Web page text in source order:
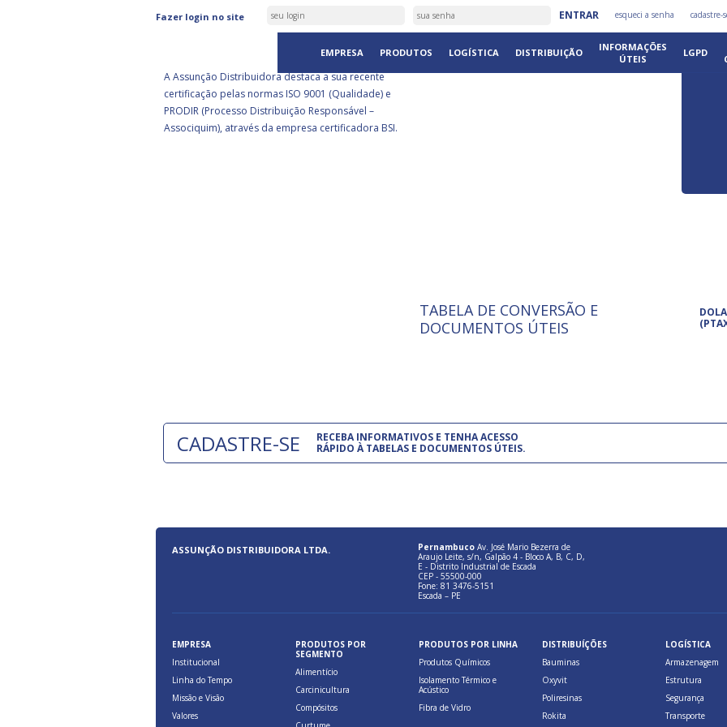
Fazer login no site ENTRAR esqueci a senha cadastre-
EMPRESA PRODUTOS LOGÍSTICA DISTRIBUIÇÃO
INFORMAÇÕES
ÚTEIS
LGPD
ASSUNÇÃO DISTRIBUIDORA É
CERTIFICADA PELA BSI
A Assunção Distribuidora destaca a sua recente
certificação pelas normas ISO 9001 (Qualidade) e
PRODIR (Processo Distribuição Responsável –
Associquim), através da empresa certificadora BSI.
ISO 9001: 2015
A International Organization for
Standardization é um conjunto de
TABELA DE CONVERSÃO E
DOCUMENTOS ÚTEIS
CADASTRE-SE
RECEBA INFORMATIVOS E TENHA ACESSO
RÁPIDO À TABELAS E DOCUMENTOS ÚTEIS.
ASSUNÇÃO DISTRIBUIDORA LTDA. Pernambuco Av. José Mario Bezerra de
Araujo Leite, s/n, Galpão 4 - Bloco A, B, C, D,
E - Distrito Industrial de Escada
CEP - 55500-000
Fone: 81 3476-5151
Escada – PE
EMPRESA
Institucional
Linha do Tempo
Missão e Visão
Valores
PRODUTOS POR
SEGMENTO
Alimentício
Carcinicultura
Compósitos
PRODUTOS POR LINHA
Produtos Químicos
Isolamento Térmico e
Acústico
Fibra de Vidro
DISTRIBUÍÇÕES
Bauminas
Oxyvit
Poliresinas
Rokita
LOGÍSTICA
Armazenagem
Estrutura
Segurança
Transporte